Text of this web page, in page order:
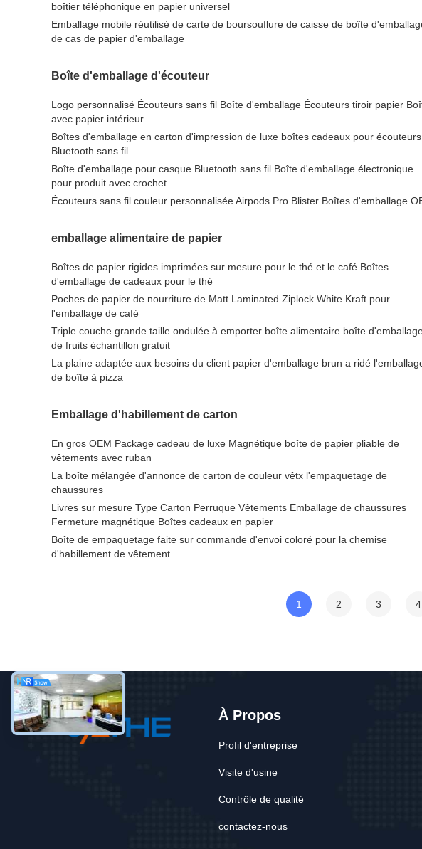
boîtier téléphonique en papier universel
Emballage mobile réutilisé de carte de boursouflure de caisse de boîte
de cas de papier d'emballage
Boîte d'emballage d'écouteur
Logo personnalisé Écouteurs sans fil Boîte d'emballage Écouteurs tiroir papier
avec papier intérieur
Boîtes d'emballage en carton d'impression de luxe boîtes cadeaux pour écouteurs
Bluetooth sans fil
Boîte d'emballage pour casque Bluetooth sans fil Boîte d'emballage électronique
pour produit avec crochet
Écouteurs sans fil couleur personnalisée Airpods Pro Blister Boîtes d'emballage
emballage alimentaire de papier
Boîtes de papier rigides imprimées sur mesure pour le thé et le café Boîtes
d'emballage de cadeaux pour le thé
Poches de papier de nourriture de Matt Laminated Ziplock White Kraft pour
l'emballage de café
Triple couche grande taille ondulée à emporter boîte alimentaire boîte
de fruits échantillon gratuit
La plaine adaptée aux besoins du client papier d'emballage brun a ridé
de boîte à pizza
Emballage d'habillement de carton
En gros OEM Package cadeau de luxe Magnétique boîte de papier pliable de
vêtements avec ruban
La boîte mélangée d'annonce de carton de couleur vêtx l'empaquetage de
chaussures
Livres sur mesure Type Carton Perruque Vêtements Emballage de chaussures
Fermeture magnétique Boîtes cadeaux en papier
Boîte de empaquetage faite sur commande d'envoi coloré pour la chemise
d'habillement de vêtement
1 2 3 4
À Propos
Profil d'entreprise
Visite d'usine
Contrôle de qualité
contactez-nous